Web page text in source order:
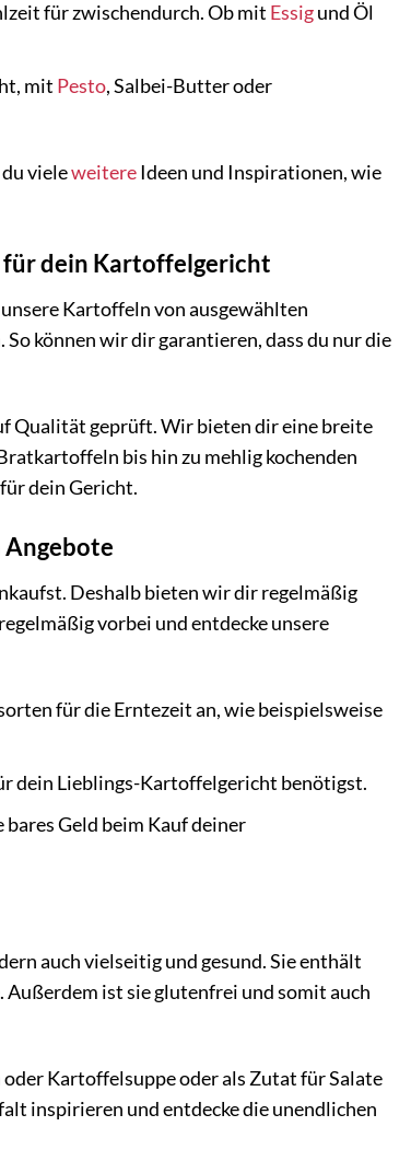
für zwischendurch. Ob mit Essigund Öl
mit Pesto, Salbei-Butter oder
vieleweitereIdeen und Inspirationen, wie
für dein Kartoffelgericht
Kartoffeln von ausgewählten
können wir dir garantieren, dass du nur die
Qualität geprüft. Wir bieten dir eine breite
bis hin zu mehlig kochenden
dein Gericht.
Angebote
Deshalb bieten wir dir regelmäßig
vorbei und entdecke unsere
für die Erntezeit an, wie beispielsweise
dein Lieblings-Kartoffelgericht benötigst.
Geld beim Kauf deiner
auch vielseitig und gesund. Sie enthält
ist sie glutenfrei und somit auch
Kartoffelsuppe oder als Zutat für Salate
inspirieren und entdecke die unendlichen